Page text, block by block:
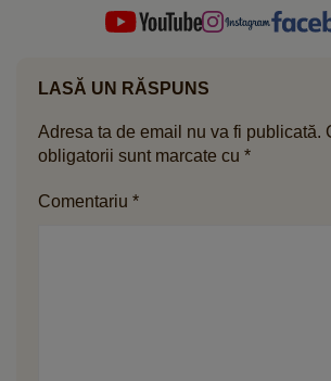
LASĂ UN RĂSPUNS
Adresa ta de email nu va fi publicată.
obligatorii sunt marcate cu *
Comentariu *